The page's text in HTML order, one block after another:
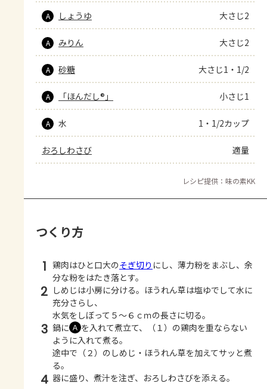
A しょうゆ 大さじ2
A みりん 大さじ2
A 砂糖 大さじ1・1/2
A 「ほんだし®」 小さじ1
A 水 1・1/2カップ
おろしわさび 適量
レシピ提供：味の素KK
つくり方
1 鶏肉はひと口大のそぎ切り にし、薄力粉をまぶし、余
分な粉をはたき落とす。
2 しめじは小房に分ける。ほうれん草は塩ゆでして水に
充分さらし、
水気をしぼって５～６ｃｍの長さに切る。
3 鍋に Ａ を入れて煮立て、（１）の鶏肉を重ならない
ように入れて煮る。
途中で（２）のしめじ・ほうれん草を加えてサッと煮
る。
4 器に盛り、煮汁を注ぎ、おろしわさびを添える。